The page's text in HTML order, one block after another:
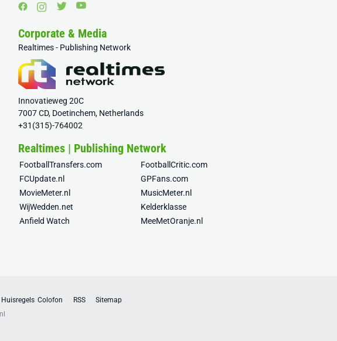
Corporate & Media
Realtimes - Publishing Network
Innovatieweg 20C
7007 CD, Doetinchem, Netherlands
+31(315)-764002
Realtimes | Publishing Network
FootballTransfers.com
FootballCritic.com
FCUpdate.nl
GPFans.com
MovieMeter.nl
MusicMeter.nl
WijWedden.net
Kelderklasse
Anfield Watch
MeeMetOranje.nl
Huisregels Colofon RSS
Sitemap